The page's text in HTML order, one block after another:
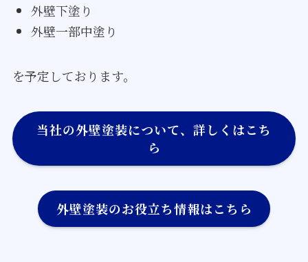
外壁下塗り
外壁一部中塗り
を予定しております。
当社の外壁塗装について、詳しくはこち
ら
外壁塗装のお役立ち情報はこちら